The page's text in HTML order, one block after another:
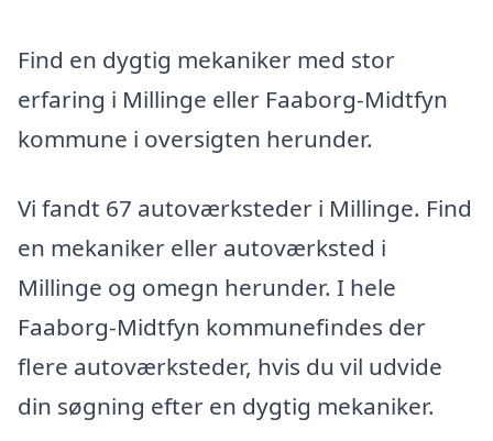
Find en dygtig mekaniker med stor
erfaring i Millinge eller Faaborg-Midtfyn
kommune i oversigten herunder.
Vi fandt 67 autoværksteder i Millinge. Find
en mekaniker eller autoværksted i
Millinge og omegn herunder. I hele
Faaborg-Midtfyn kommunefindes der
flere autoværksteder, hvis du vil udvide
din søgning efter en dygtig mekaniker.